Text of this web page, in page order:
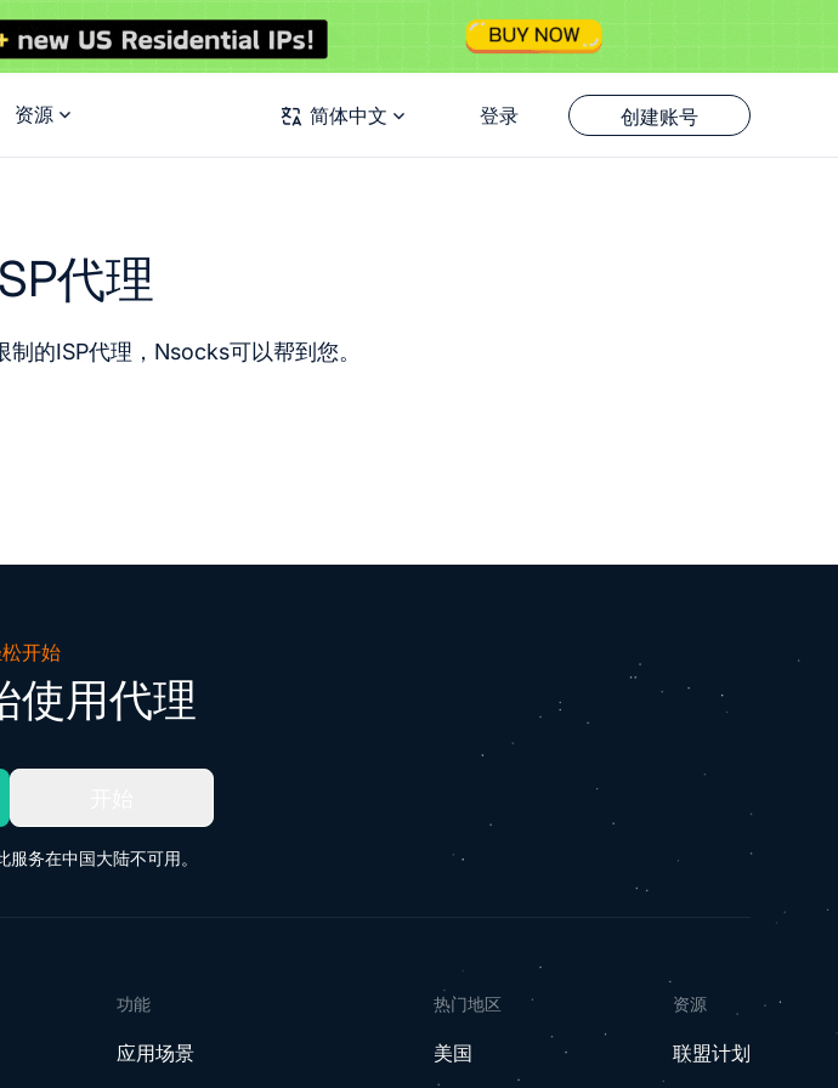
资源 简体中文 登录 创建账号
代理
的ISP代理，Nsocks可以帮到您。
开始
使用代理
服务在中国大陆不可用。
功能
应用场景
热门地区
美国
资源
联盟计划